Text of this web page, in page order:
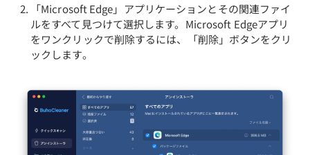
「Microsoft Edge」アプリケーションとその関連ファイ
ルをすべて見つけて選択します。Microsoft Edgeアプリ
をワンクリックで削除するには、「削除」ボタンをクリ
ックします。